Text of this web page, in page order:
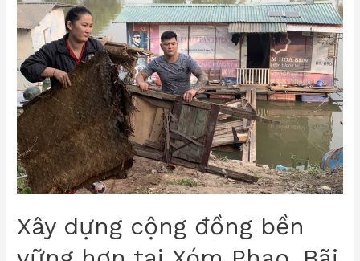
Xây dựng cộng đồng bền